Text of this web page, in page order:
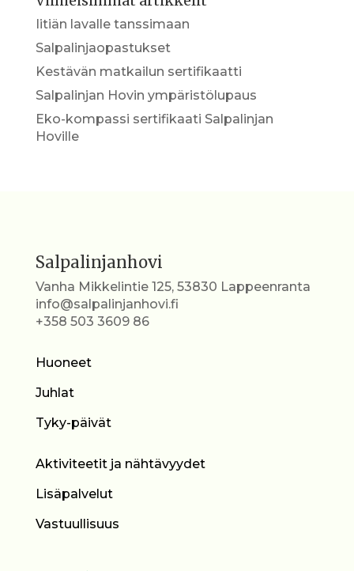
Iitiän lavalle tanssimaan
Salpalinjaopastukset
Kestävän matkailun sertifikaatti
Salpalinjan Hovin ympäristölupaus
Eko-kompassi sertifikaati Salpalinjan
Hoville
Salpalinjanhovi
Vanha Mikkelintie 125, 53830 Lappeenranta
info@salpalinjanhovi.fi
+358 503 3609 86
Huoneet
Juhlat
Tyky-päivät
Aktiviteetit ja nähtävyydet
Lisäpalvelut
Vastuullisuus